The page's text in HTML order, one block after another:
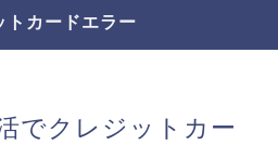
トカードエラー
でクレジットカー